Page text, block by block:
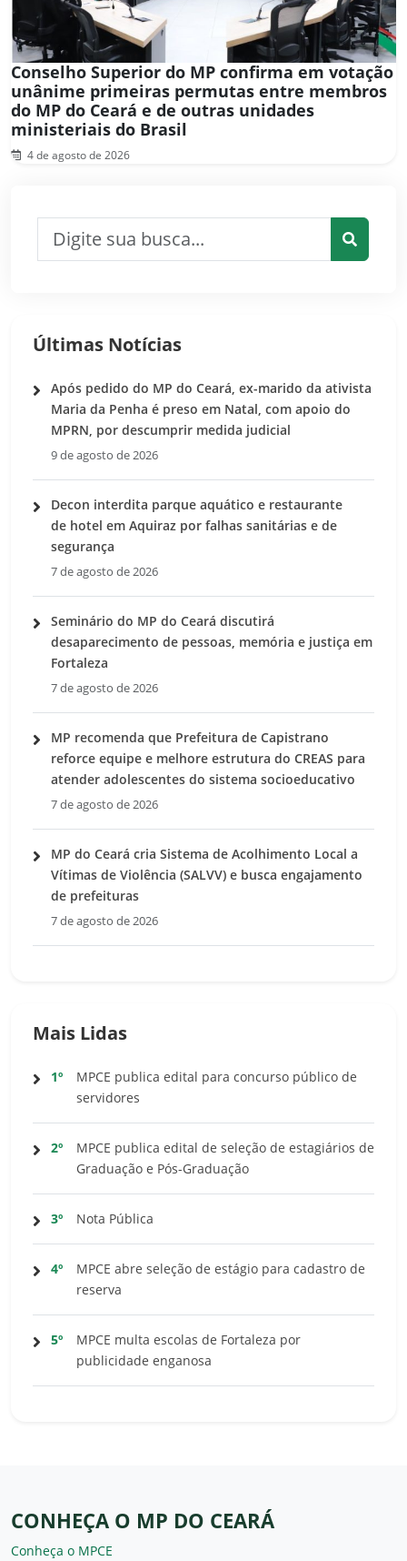
Conselho Superior do MP confirma em votação
unânime primeiras permutas entre membros
do MP do Ceará e de outras unidades
ministeriais do Brasil
4 de agosto de 2026
Últimas Notícias
Após pedido do MP do Ceará, ex-marido da ativista
Maria da Penha é preso em Natal, com apoio do
MPRN, por descumprir medida judicial
9 de agosto de 2026
Decon interdita parque aquático e restaurante
de hotel em Aquiraz por falhas sanitárias e de
segurança
7 de agosto de 2026
Seminário do MP do Ceará discutirá
desaparecimento de pessoas, memória e justiça em
Fortaleza
7 de agosto de 2026
MP recomenda que Prefeitura de Capistrano
reforce equipe e melhore estrutura do CREAS para
atender adolescentes do sistema socioeducativo
7 de agosto de 2026
MP do Ceará cria Sistema de Acolhimento Local a
Vítimas de Violência (SALVV) e busca engajamento
de prefeituras
7 de agosto de 2026
Mais Lidas
1º
MPCE publica edital para concurso público de
servidores
2º
MPCE publica edital de seleção de estagiários de
Graduação e Pós-Graduação
3º Nota Pública
4º
MPCE abre seleção de estágio para cadastro de
reserva
5º
MPCE multa escolas de Fortaleza por
publicidade enganosa
CONHEÇA O MP DO CEARÁ
Conheça o MPCE